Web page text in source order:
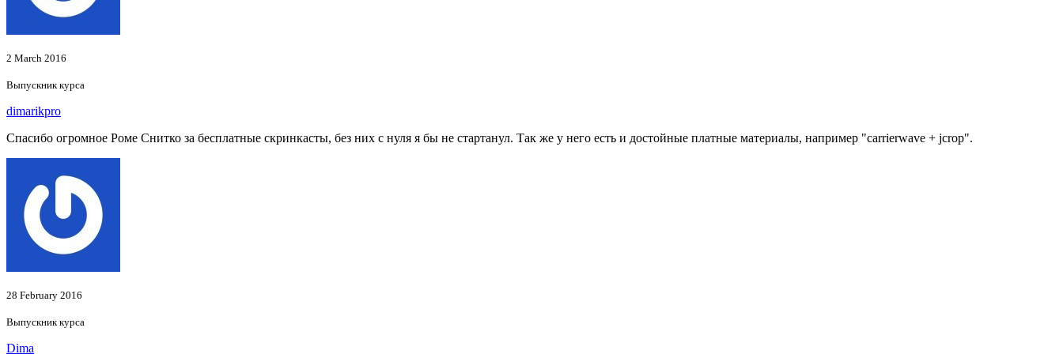
2 March 2016
Выпускник курса
dimarikpro
Спасибо огромное Роме Снитко за бесплатные скринкасты, без них с нуля я бы не стартанул. Так же у него есть и достойные платные материалы, например "carrierwave + jcrop".
28 February 2016
Выпускник курса
Dima